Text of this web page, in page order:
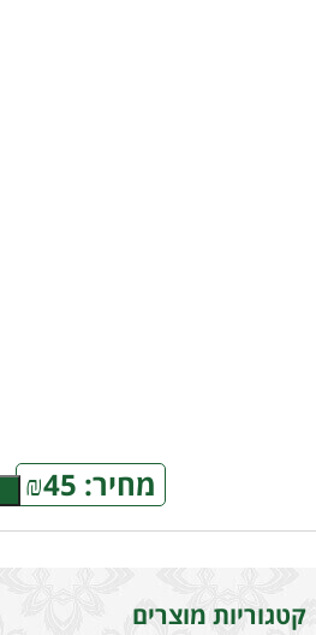
מחיר: ₪45
קטגוריות מוצרים